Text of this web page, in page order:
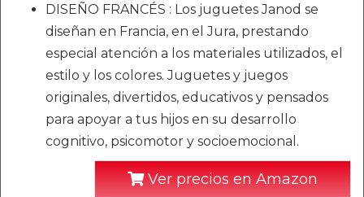
DISEÑO FRANCÉS : Los juguetes Janod se
diseñan en Francia, en el Jura, prestando
especial atención a los materiales utilizados, el
estilo y los colores. Juguetes y juegos
originales, divertidos, educativos y pensados
para apoyar a tus hijos en su desarrollo
cognitivo, psicomotor y socioemocional.
Ver precios en Amazon